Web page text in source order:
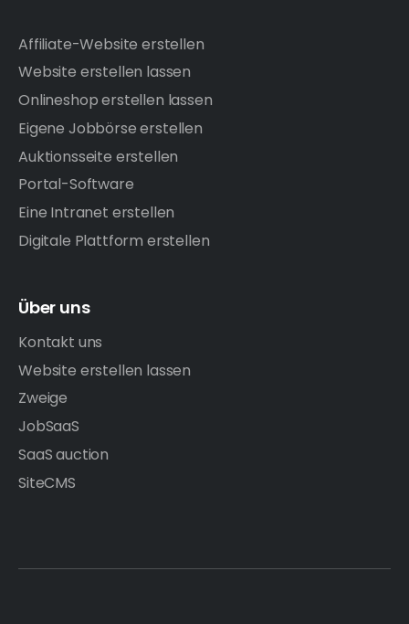
Affiliate-Website erstellen
Website erstellen lassen
Onlineshop erstellen lassen
Eigene Jobbörse erstellen
Auktionsseite erstellen
Portal-Software
Eine Intranet erstellen
Digitale Plattform erstellen
Über uns
Kontakt uns
Website erstellen lassen
Zweige
JobSaaS
SaaS auction
SiteCMS